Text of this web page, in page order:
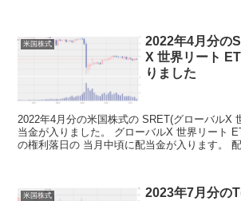
米国株式
2022年4月分の
X 世界リート
りました
2022年4月分の米国株式の SRET(グローバルX
当金が入りました。 グローバルX 世界リート
の権利落日の 当月中頃に配当金が入ります。
米国株式
2023年7月分の